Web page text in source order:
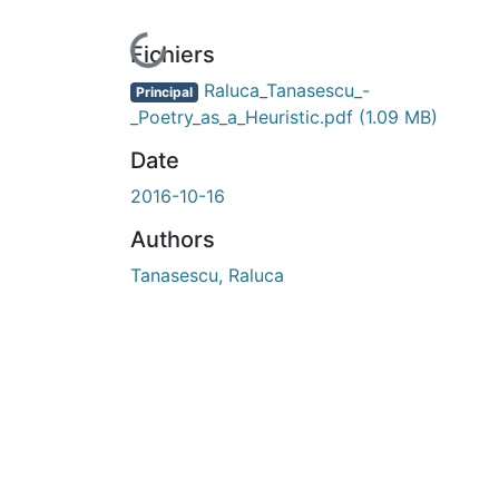
En cours de chargement...
Fichiers
Principal Raluca_Tanasescu_-
_Poetry_as_a_Heuristic.pdf (1.09 MB)
Date
2016-10-16
Authors
Tanasescu, Raluca